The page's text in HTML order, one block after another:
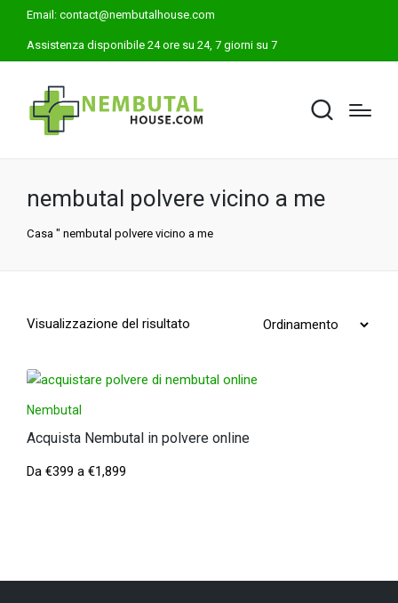
Email: contact@nembutalhouse.com
Assistenza disponibile 24 ore su 24, 7 giorni su 7
nembutal polvere vicino a me
Casa " nembutal polvere vicino a me
Visualizzazione del risultato
Nembutal
Acquista Nembutal in polvere online
Da €399 a €1,899